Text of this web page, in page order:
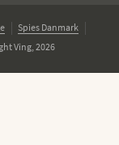
Spies Danmark
Ving, 2026